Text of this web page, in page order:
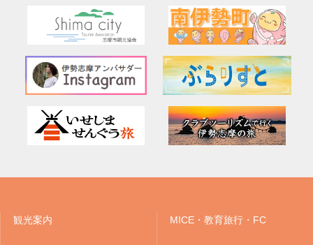
観光案内 MICE・教育旅行・FC